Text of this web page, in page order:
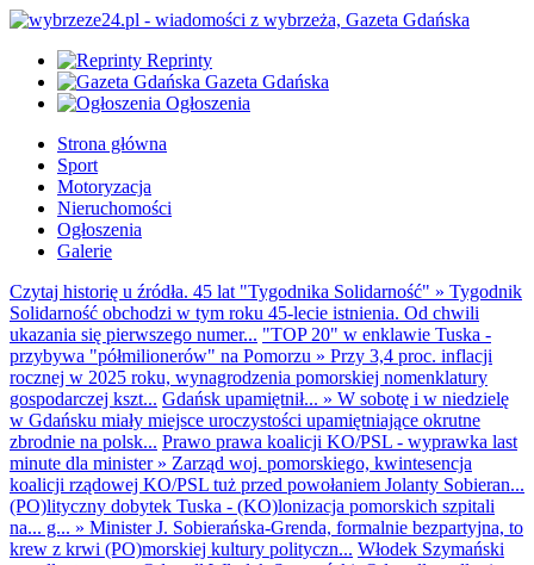
Reprinty
Gazeta Gdańska
Ogłoszenia
Strona główna
Sport
Motoryzacja
Nieruchomości
Ogłoszenia
Galerie
Czytaj historię u źródła. 45 lat "Tygodnika Solidarność" » Tygodnik
Solidarność obchodzi w tym roku 45-lecie istnienia. Od chwili
ukazania się pierwszego numer... "TOP 20" w enklawie Tuska -
przybywa "półmilionerów" na Pomorzu » Przy 3,4 proc. inflacji
rocznej w 2025 roku, wynagrodzenia pomorskiej nomenklatury
gospodarczej kszt... Gdańsk upamiętnił... » W sobotę i w niedzielę
w Gdańsku miały miejsce uroczystości upamiętniające okrutne
zbrodnie na polsk... Prawo prawa koalicji KO/PSL - wyprawka last
minute dla minister» Zarząd woj. pomorskiego, kwintesencja
koalicji rządowej KO/PSL tuż przed powołaniem Jolanty Sobieran...
(PO)lityczny dobytek Tuska - (KO)lonizacja pomorskich szpitali
na... g... » Minister J. Sobierańska-Grenda, formalnie bezpartyjna, to
krew z krwi (PO)morskiej kultury polityczn... Włodek Szymański